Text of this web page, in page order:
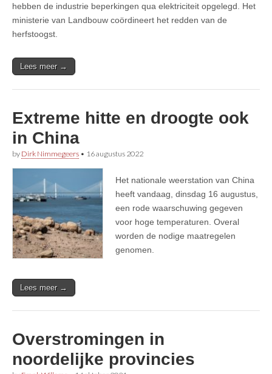
hebben de industrie beperkingen qua elektriciteit opgelegd. Het
ministerie van Landbouw coördineert het redden van de
herfstoogst.
Lees meer →
Extreme hitte en droogte ook
in China
by Dirk Nimmegeers • 16 augustus 2022
Het nationale weerstation van China
heeft vandaag, dinsdag 16 augustus,
een rode waarschuwing gegeven
voor hoge temperaturen. Overal
worden de nodige maatregelen
genomen.
Lees meer →
Overstromingen in
noordelijke provincies